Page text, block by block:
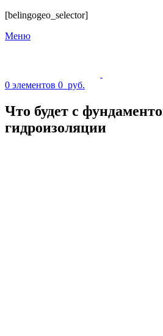
[belingogeo_selector]
Меню
0 элементов 0 руб.
Что будет с
гидроизоляции